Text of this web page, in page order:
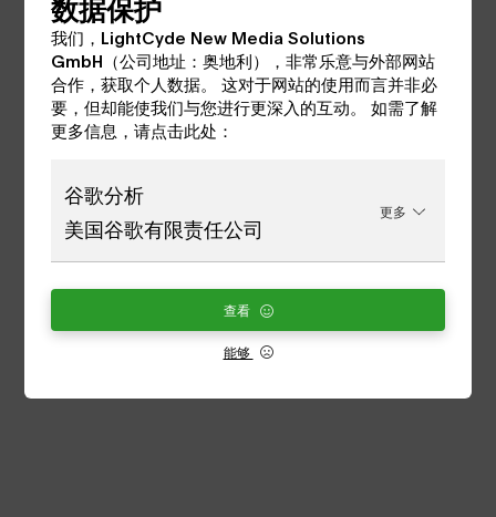
这位艺术家在他的装置和艺术电影中探索这些问
题，并在与Sophie de la Fuente的对话中向我们
解释了为什么时间的主题让他如此着迷。
地利银行艺术博物馆的 "凯-沃科维亚克：永恒的
现在 "展览。
图片：Kay Walkowiak，《时间的痕迹》，2021年。2K视频，2.39：1，60分钟，彩色，立体声。提供。
数据保护
我们，LightCyde New Media Solutions
GmbH（公司地址：奥地利），非常乐意与外部网站
合作，获取个人数据。 这对于网站的使用而言并非必
要，但却能使我们与您进行更深入的互动。 如需了解
更多信息，请点击此处：
谷歌分析
美国谷歌有限责任公司
更多
能够
查看